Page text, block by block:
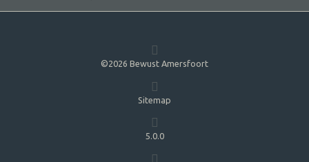
©2026 Bewust Amersfoort
Sitemap
5.0.0